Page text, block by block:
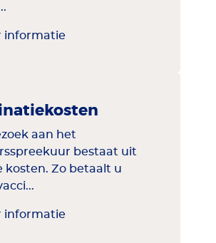
informatie
aan het
bestaat uit
kosten. Zo betaalt u
informatie